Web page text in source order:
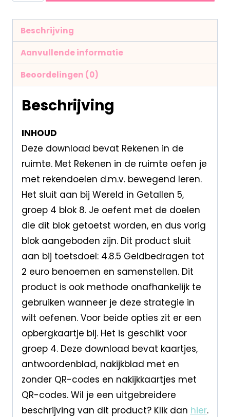
Beschrijving
Aanvullende informatie
Beoordelingen (0)
Beschrijving
INHOUD
Deze download bevat Rekenen in de
ruimte. Met Rekenen in de ruimte oefen je
met rekendoelen d.m.v. bewegend leren.
Het sluit aan bij Wereld in Getallen 5,
groep 4 blok 8. Je oefent met de doelen
die dit blok getoetst worden, en dus vorig
blok aangeboden zijn. Dit product sluit
aan bij toetsdoel: 4.8.5 Geldbedragen tot
2 euro benoemen en samenstellen. Dit
product is ook methode onafhankelijk te
gebruiken wanneer je deze strategie in
wilt oefenen. Voor beide opties zit er een
opbergkaartje bij. Het is geschikt voor
groep 4. Deze download bevat kaartjes,
antwoordenblad, nakijkblad met en
zonder QR-codes en nakijkkaartjes met
QR-codes. Wil je een uitgebreidere
beschrijving van dit product? Klik dan hier.